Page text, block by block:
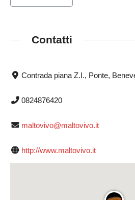
Contatti
Contrada piana Z.I., Ponte,
0824876420
maltovivo@maltovivo.it
http://www.maltovivo.it